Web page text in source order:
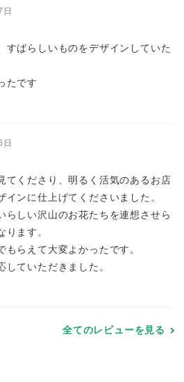
すばらしいものをデザインしていた
たです
てくださり、明るく活気のあるお店
ンに仕上げてくださいました。
らしい沢山のお花たちを連想させら
ます。
らえて大変よかったです。
ていただきました。
全てのレビューを見る